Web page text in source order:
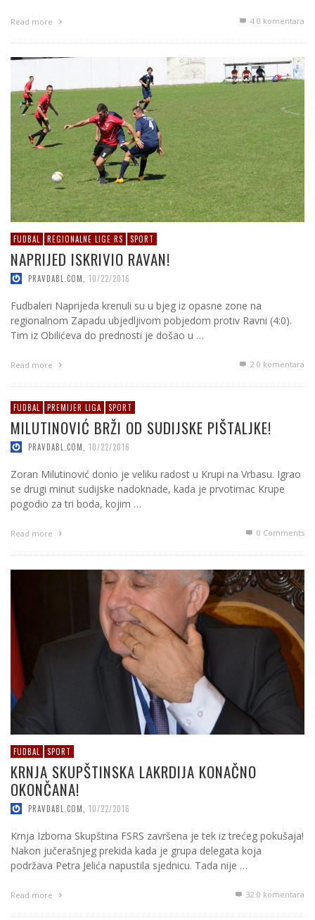
Read more 4 0 komentara
FUDBAL REGIONALNE LIGE RS SPORT
NAPRIJED ISKRIVIO RAVAN!
PRAVDABL.COM 10/22/2016
Fudbaleri Naprijeda krenuli su u bjeg iz opasne zone na
regionalnom Zapadu ubjedljivom pobjedom protiv Ravni (4:0).
Tim iz Obilićeva do prednosti je došao u …
Read more 2 0 komentara
FUDBAL PREMIJER LIGA SPORT
MILUTINOVIĆ BRŽI OD SUDIJSKE PIŠTALJKE!
PRAVDABL.COM 10/22/2016
Zoran Milutinović donio je veliku radost u Krupi na Vrbasu. Igrao
se drugi minut sudijske nadoknade, kada je prvotimac Krupe
pogodio za tri boda, kojim …
Read more 0 Comments
FUDBAL SPORT
KRNJA SKUPŠTINSKA LAKRDIJA KONAČNO
OKONČANA!
PRAVDABL.COM 10/22/2016
Krnja Izborna Skupština FSRS završena je tek iz trećeg pokušaja!
Nakon jučerašnjeg prekida kada je grupa delegata koja
podržava Petra Jelića napustila sjednicu. Tada nije …
Read more 32 0 komentara